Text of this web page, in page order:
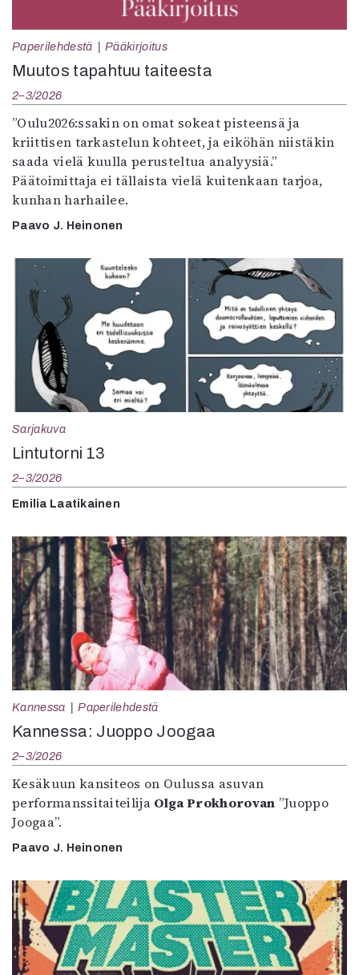
Paperilehdestä Pääkirjoitus
Muutos tapahtuu taiteesta
2–3/2026
”Oulu2026:ssakin on omat sokeat pisteensä ja
kriittisen tarkastelun kohteet, ja eiköhän niistäkin
saada vielä kuulla perusteltua analyysiä.”
Päätoimittaja ei tällaista vielä kuitenkaan tarjoa,
kunhan harhailee.
Paavo J. Heinonen
Sarjakuva
Lintutorni 13
2–3/2026
Emilia Laatikainen
Kannessa Paperilehdestä
Kannessa: Juoppo Joogaa
2–3/2026
Kesäkuun kansiteos on Oulussa asuvan
performanssitaiteilija Olga Prokhorovan ”Juoppo
Joogaa”.
Paavo J. Heinonen